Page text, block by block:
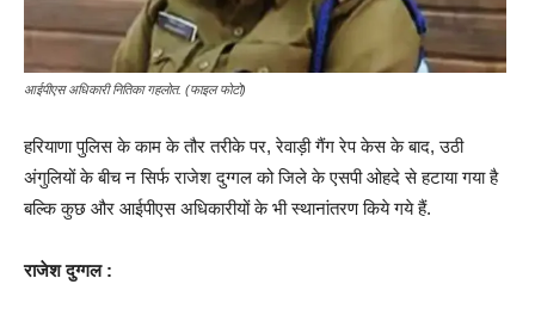
आईपीएस अधिकारी नितिका गहलोत. (फाइल फोटो)
हरियाणा पुलिस के काम के तौर तरीके पर, रेवाड़ी गैंग रेप केस के बाद, उठी
अंगुलियों के बीच न सिर्फ राजेश दुग्गल को जिले के एसपी ओहदे से हटाया गया है
बल्कि कुछ और आईपीएस अधिकारीयों के भी स्थानांतरण किये गये हैं.
राजेश दुग्गल :